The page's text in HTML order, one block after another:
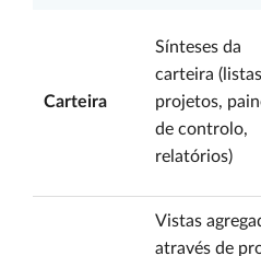
Carteira
Sínteses da
carteira
projetos,
de controlo,
relatórios)
Vistas
através de